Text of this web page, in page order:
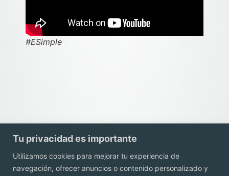
Tu privacidad es importante
Utilizamos cookies para mejorar tu experiencia de
navegación, ofrecer anuncios o contenido personalizado y
#ESimple
Contacto